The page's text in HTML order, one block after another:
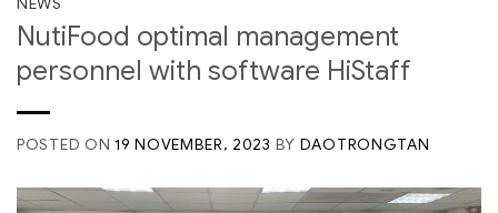
NEWS
NutiFood optimal management
personnel with software HiStaff
POSTED ON 19 NOVEMBER, 2023 BY DAOTRONGTAN